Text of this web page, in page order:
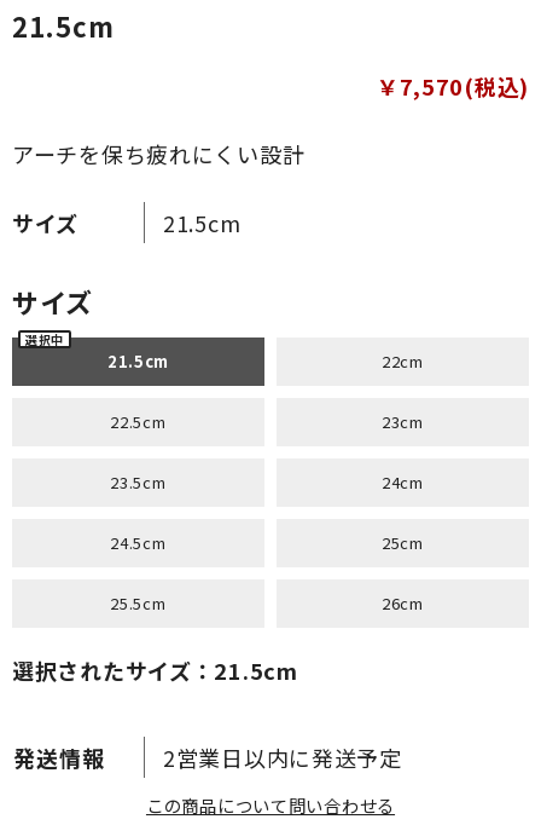
21.5cm
アーチを保ち疲れにくい設計
￥7,570(税込)
サイズ 21.5cm
2営業日以内に発送予定
サイズ
21.5cm 22cm
22.5cm 23cm
23.5cm 24cm
24.5cm 25cm
25.5cm 26cm
選択されたサイズ：21.5cm
この商品について問い合わせる